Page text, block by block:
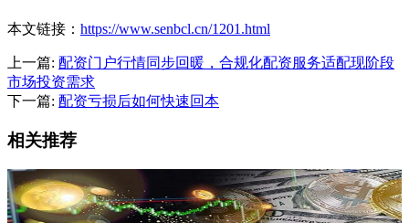
本文链接： https://www.senbcl.cn/1201.html
上一篇: 配资门户行情同步回暖，合规化配资服务适配现阶段
市场投资需求
下一篇: 配资亏损后如何快速回本
相关推荐